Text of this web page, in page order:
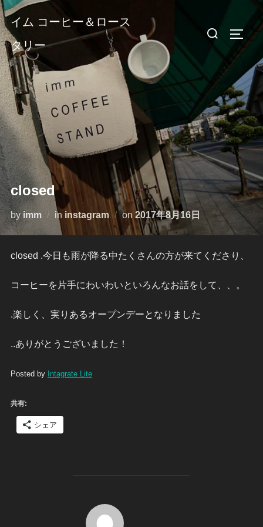
コ
ン
テ
ン
ツ
へ
ス
キ
ッ
プ
イム コーヒー＆ロース
タリー
検
サイ
closed
by imm in instagram on投
稿
2017年8月16日
closed .今日も雨が降る中たくさんの方が来てくださり、
コーヒーを片手にわいわいといろんなお話をして、、。
.楽しく、実りあるオープンデーとなりました
..ありがとうございました！
Posted by Intagrate Lite
共有:
シェア
投稿者